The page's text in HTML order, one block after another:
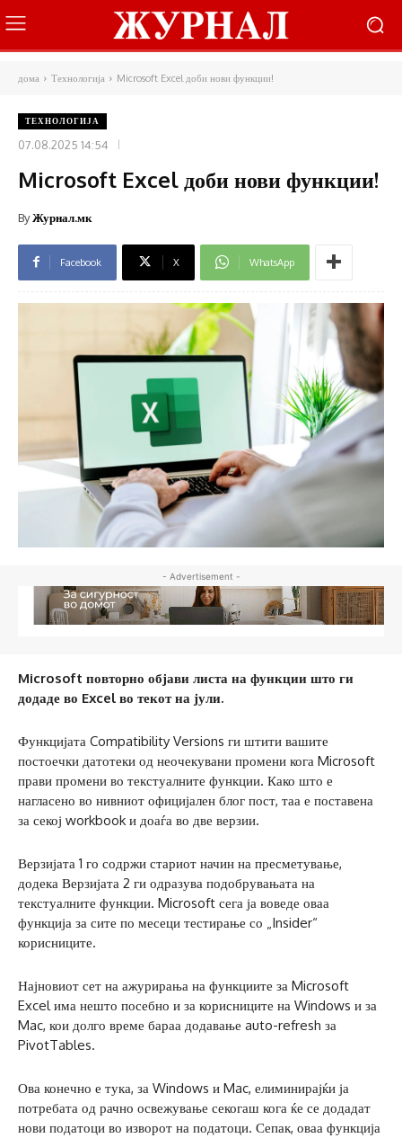
дома Технологија Microsoft Excel доби нови функции!
ТЕХНОЛОГИЈА
07.08.2025 14:54
Microsoft Excel доби нови функции!
ByЖурнал.мк
Facebook X WhatsApp
- Advertisement -
Microsoft повторно објави листа на функции што ги
додаде во Excel во текот на јули.
Функцијата Compatibility Versions ги штити вашите
постоечки датотеки од неочекувани промени кога Microsoft
прави промени во текстуалните функции. Како што е
нагласено во нивниот официјален блог пост, таа е поставена
за секој workbook и доаѓа во две верзии.
Верзијата 1 го содржи стариот начин на пресметување,
додека Верзијата 2 ги одразува подобрувањата на
текстуалните функции. Microsoft сега ја воведе оваа
функција за сите по месеци тестирање со „Insider“
корисниците.
Најновиот сет на ажурирања на функциите за Microsoft
Excel има нешто посебно и за корисниците на Windows и за
Mac, кои долго време бараа додавање auto-refresh за
PivotTables.
Ова конечно е тука, за Windows и Mac, елиминирајќи ја
потребата од рачно освежување секогаш кога ќе се додадат
нови податоци во изворот на податоци. Сепак, оваа функција